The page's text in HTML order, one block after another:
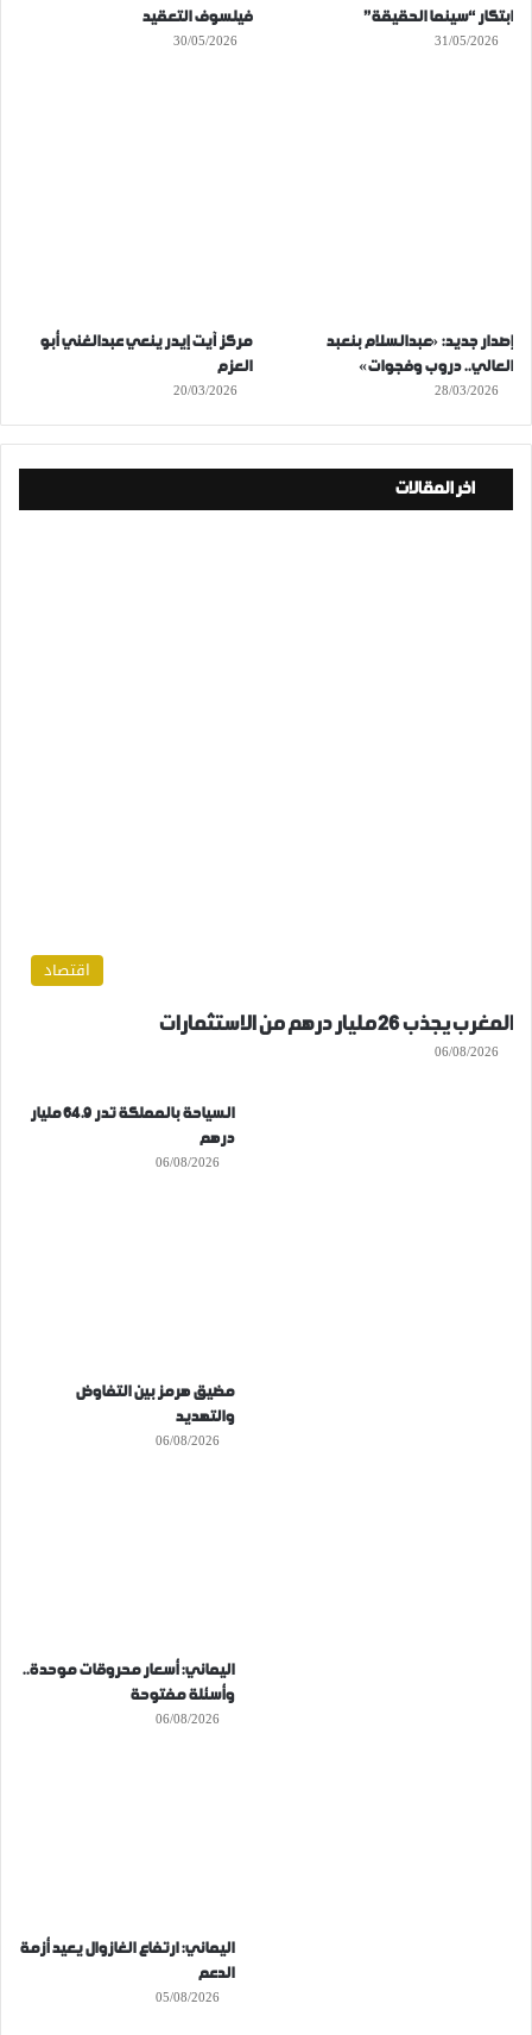
ابتكار “سينما الحقيقة”
31/05/2026
فيلسوف التعقيد
30/05/2026
إصدار جديد: «عبدالسلام بنعبد
العالي.. دروب وفجوات»
28/03/2026
مركز آيت إيدر ينعي عبدالغني أبو
العزم
20/03/2026
اخر المقالات
اقتصاد
المغرب يجذب 26 مليار درهم من الاستثمارات
06/08/2026
السياحة بالمملكة تدر 64.9 مليار
درهم
06/08/2026
مضيق هرمز بين التفاوض
والتهديد
06/08/2026
اليماني: أسعار محروقات موحدة..
وأسئلة مفتوحة
06/08/2026
اليماني: ارتفاع الغازوال يعيد أزمة
الدعم
05/08/2026